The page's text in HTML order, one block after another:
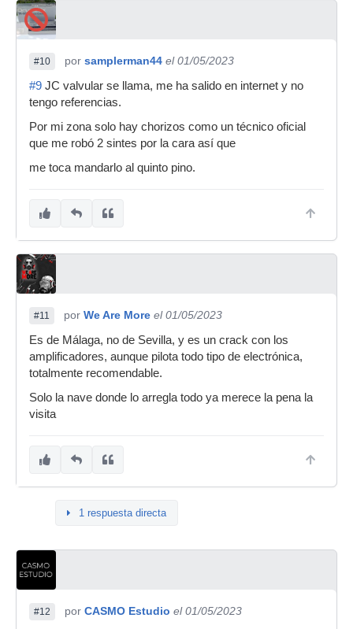
#10 por samplerman44 el 01/05/2023
#9 JC valvular se llama, me ha salido en internet y no
tengo referencias.
Por mi zona solo hay chorizos como un técnico oficial
que me robó 2 sintes por la cara así que
me toca mandarlo al quinto pino.
#11 por We Are More el 01/05/2023
Es de Málaga, no de Sevilla, y es un crack con los
amplificadores, aunque pilota todo tipo de electrónica,
totalmente recomendable.
Solo la nave donde lo arregla todo ya merece la pena la
visita
1 respuesta directa
#12 por CASMO Estudio el 01/05/2023